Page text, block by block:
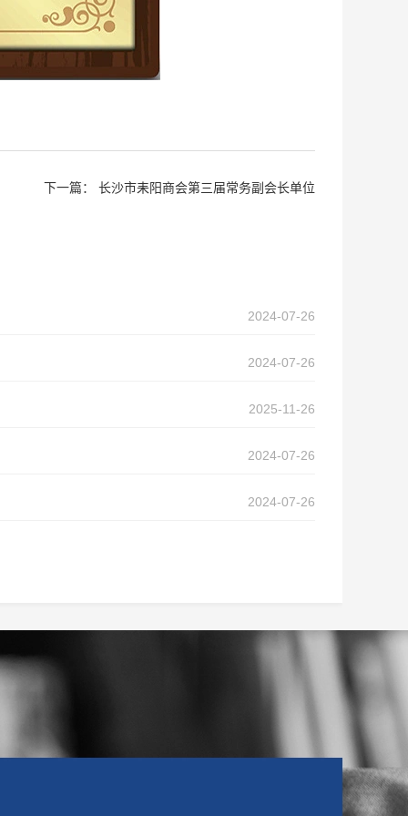
下一篇： 长沙市耒阳商会第三届常务副会长单位
2024-07-26
2024-07-26
2025-11-26
2024-07-26
2024-07-26